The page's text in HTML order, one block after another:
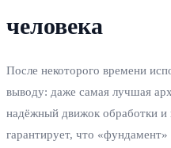
человека
После некоторого времени
выводу: даже самая лучшая
надёжный движок обработки
гарантирует, что